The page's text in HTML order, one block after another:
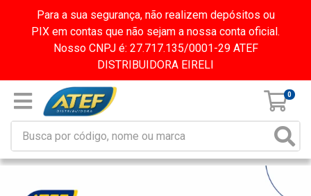
Para a sua segurança, não realizem depósitos ou
PIX em contas que não sejam a nossa conta oficial.
Nosso CNPJ é: 27.717.135/0001-29 ATEF
DISTRIBUIDORA EIRELI
0